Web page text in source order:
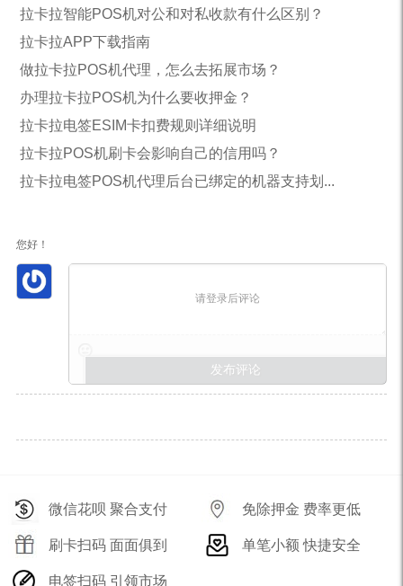
拉卡拉智能POS机对公和对私收款有什么区别？
拉卡拉APP下载指南
做拉卡拉POS机代理，怎么去拓展市场？
办理拉卡拉POS机为什么要收押金？
拉卡拉电签ESIM卡扣费规则详细说明
拉卡拉POS机刷卡会影响自己的信用吗？
拉卡拉电签POS机代理后台已绑定的机器支持划...
您好！
请登录后评论
微信花呗 聚合支付 免除押金 费率更低
刷卡扫码 面面俱到 单笔小额 快捷安全
电签扫码 引领市场